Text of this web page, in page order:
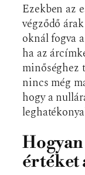
Ezekben az
végződő
oknál fogva
ha az
minőséghez
nincs még
hogy a
értéket